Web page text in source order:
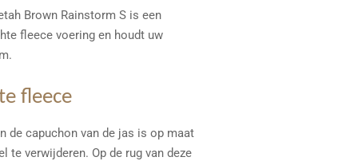
Brown Rainstorm S is een
fleece voering en houdt uw
fleece
de capuchon van de jas is op maat
te verwijderen. Op de rug van deze